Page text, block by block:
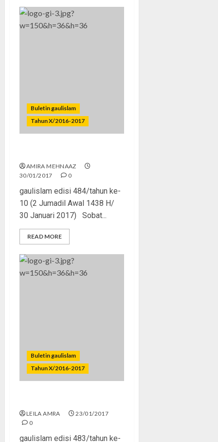
Buletin gaulislam
Tahun X/2016-2017
AMIRA MEHNAAZ
30/01/2017
0
gaulislam edisi 484/tahun ke-
10 (2 Jumadil Awal 1438 H/
30 Januari 2017) Sobat...
READ MORE
Buletin gaulislam
Tahun X/2016-2017
LEILA AMRA
23/01/2017
0
gaulislam edisi 483/tahun ke-